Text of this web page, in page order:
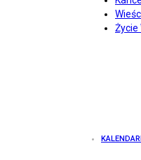
Życie